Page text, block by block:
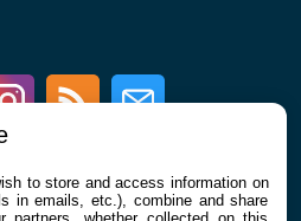
InstagramRSS Newsletter
À PROPOS
to store and access information on
in emails, etc.), combine and share
partners, whether collected on this